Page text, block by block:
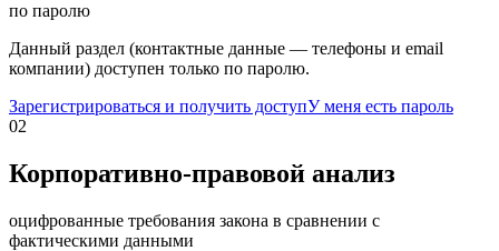
по паролю
Данный раздел (контактные данные — телефоны и email
компании) доступен только по паролю.
Зарегистрироваться и получить доступУ меня есть пароль
02
Корпоративно-правовой анализ
оцифрованные требования закона в сравнении с
фактическими данными